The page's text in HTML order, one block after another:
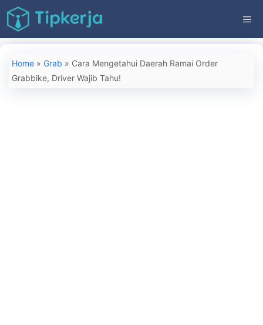
Langsung
ke
isi
Home » Grab » Cara Mengetahui Daerah Ramai Order
Grabbike, Driver Wajib Tahu!